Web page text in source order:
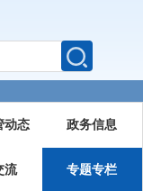
动态 政务信息
流 专题专栏